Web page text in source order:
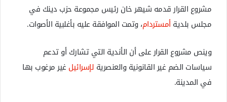
مشروع القرار قدمه شيهر خان رئيس مجموعة حزب دينك في
مجلس بلديةأمستردام، وتمت الموافقة عليه بأغلبية الأصوات.
وينص مشروع القرار على أن الأندية التي تشارك أو تدعم
سياسات الضم غير القانونية والعنصرية لإسرائيل غير مرغوب بها
في المدينة.